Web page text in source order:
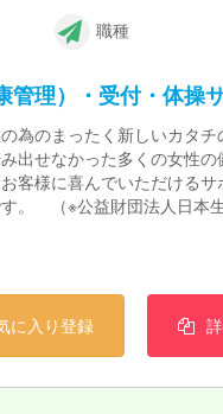
職種
理）・受付・体操
為のまったく新しいカタ
せなかった多くの女性の
客様に喜んでいただける
。 （※公益財団法人日
プライベートも大事にし
に入り登録